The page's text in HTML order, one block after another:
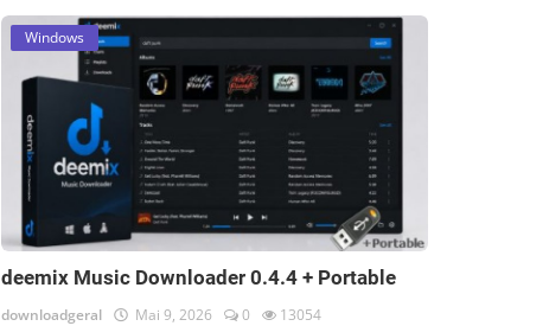
Windows
deemix Music Downloader 0.4.4 + Portable
downloadgeral Mai 9, 2026 0 13054